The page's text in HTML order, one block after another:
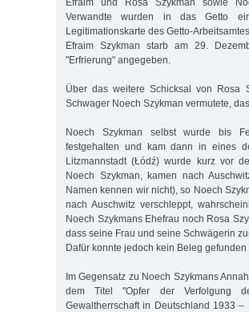
Verwandte wurden in das Getto
Legitimationskarte des Getto-
Efraim Szykman starb am 29.
"Erfrierung" angegeben.
Über das weitere Schicksal von Rosa
Schwager Noech Szykman vermutete,
Noech Szykman selbst wurde bis
festgehalten und kam dann in eines
Litzmannstadt (Łódź) wurde kurz vor
Noech Szykman, kamen nach
Namen kennen wir nicht), so Noech
nach Auschwitz verschleppt,
Noech Szykmans Ehefrau noch Rosa
dass seine Frau und seine Schwägerin
Dafür konnte jedoch kein Beleg gefunden
Im Gegensatz zu Noech Szykmans
dem Titel "Opfer der Verfolgung
Gewaltherrschaft in Deutschland 1933